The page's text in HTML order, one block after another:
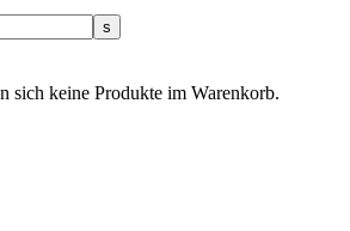
sich keine Produkte im Warenkorb.